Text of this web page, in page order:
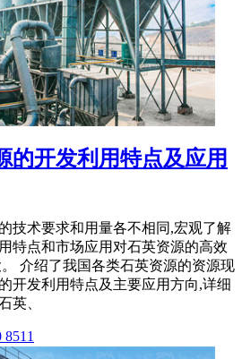
的开发利用特点及应用
技术要求和用量各不相同,宏观了解
特点和市场应用对石英资源的高效
介绍了我国各类石英资源的资源现
开发利用特点及主要应用方向,详细
英、